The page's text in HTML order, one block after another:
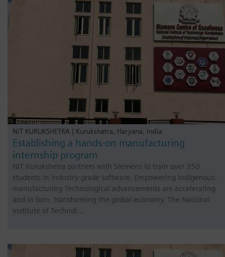
NIT KURUKSHETRA | Kurukshetra, Haryana, India
Establishing a hands-on manufacturing
internship program
NIT Kurukshetra partners with Siemens to train over 350
students in industry-grade software. Empowering indigenous
manufacturing Technological advancements are accelerating
and in turn, transforming the global economy. The National
Institute of Technol…